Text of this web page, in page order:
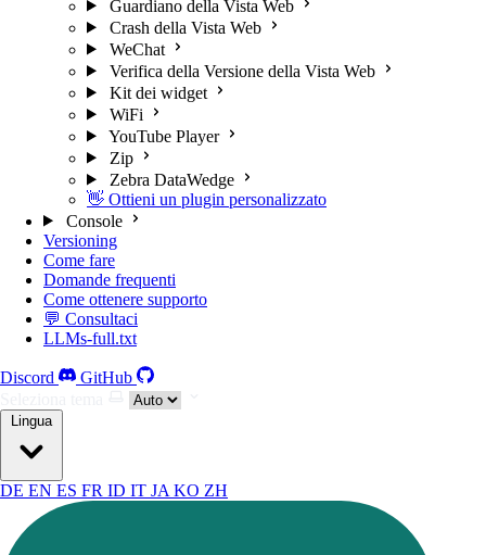
Guardiano della Vista Web
Crash della Vista Web
WeChat
Verifica della Versione della Vista Web
Kit dei widget
WiFi
YouTube Player
Zip
Zebra DataWedge
👋 Ottieni un plugin personalizzato
Console
Versioning
Come fare
Domande frequenti
Come ottenere supporto
💬 Consultaci
LLMs-full.txt
Discord
GitHub
Lingua
DE EN ES FR ID IT JA KO ZH